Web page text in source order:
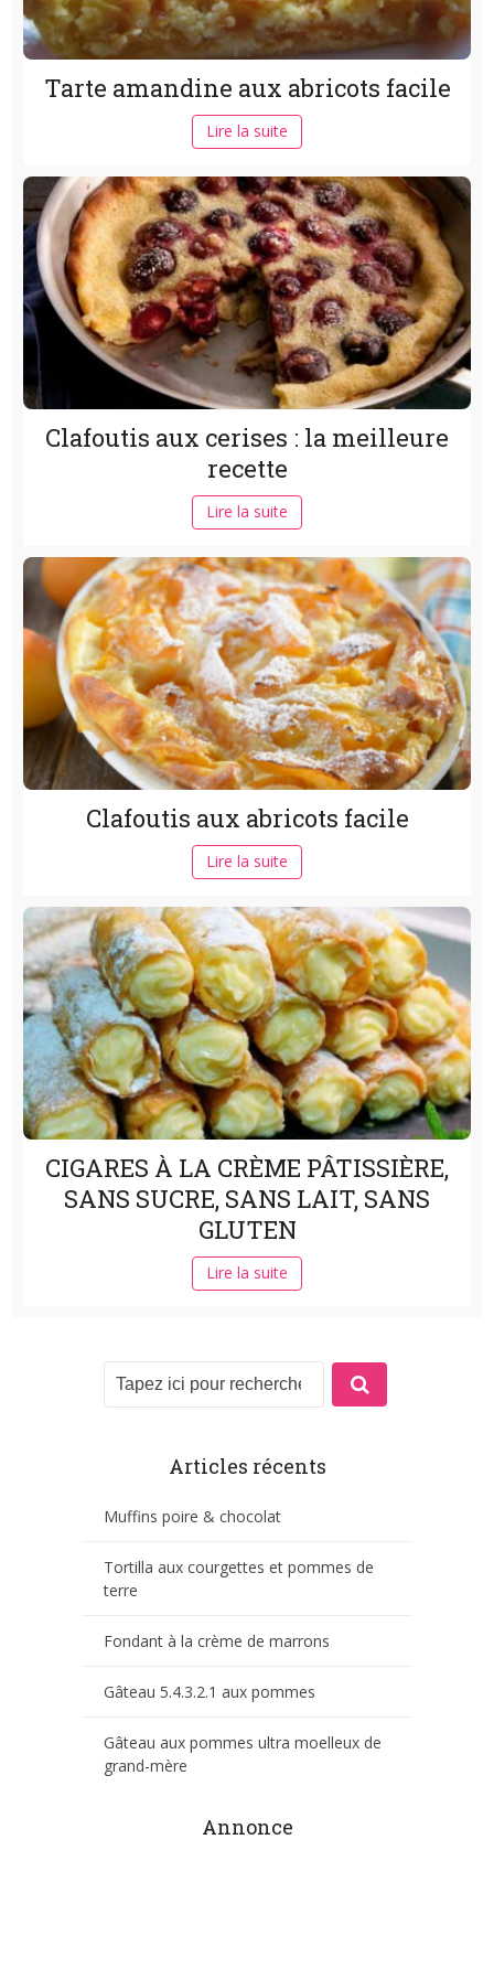
Tarte amandine aux abricots facile
Lire la suite
Clafoutis aux cerises : la meilleure
recette
Lire la suite
Clafoutis aux abricots facile
Lire la suite
CIGARES À LA CRÈME PÂTISSIÈRE,
SANS SUCRE, SANS LAIT, SANS
GLUTEN
Lire la suite
Articles récents
Muffins poire & chocolat
Tortilla aux courgettes et pommes de
terre
Fondant à la crème de marrons
Gâteau 5.4.3.2.1 aux pommes
Gâteau aux pommes ultra moelleux de
grand-mère
Annonce